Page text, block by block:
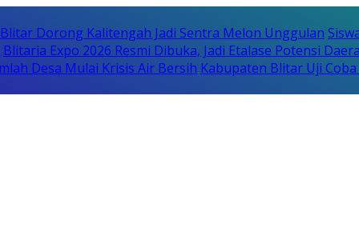
Dorong Kalitengah Jadi Sentra Melon Unggulan
Blitaria Expo 2026 Resmi Dibuka, Jadi Etalase Potensi
Desa Mulai Krisis Air Bersih Kabupaten Blitar Uji